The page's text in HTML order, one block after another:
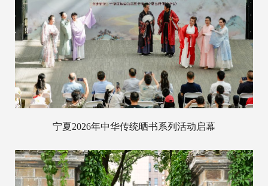
宁夏2026年中华传统晒书系列活动启幕